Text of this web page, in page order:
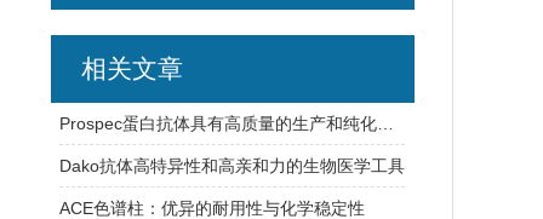
相关文章
Dako抗体高特异性和高亲和力的生物医学工具
ACE色谱柱：优异的耐用性与化学稳定性